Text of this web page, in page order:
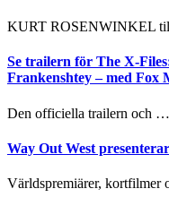
KURT ROSENWINKEL
Se trailern för The X-
Frankenshtey – med Fox
Den officiella trailern och …
Way Out West
Världspremiärer, kortfilmer